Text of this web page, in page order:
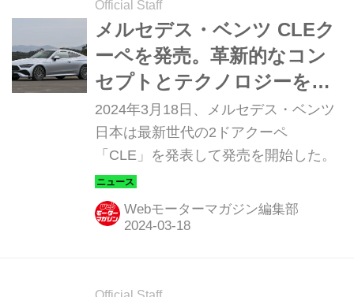
Official Staff
メルセデス・ベンツ CLEク
ーペを発売。革新的なコン
セプトとテクノロジーを備
えた2ドアクーペ
2024年3月18日、メルセデス・ベンツ
日本は最新世代の2ドアクーペ
「CLE」を発表して発売を開始した。
Webモーターマガジン編集部